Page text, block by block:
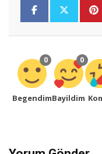
0
Begendim
0
Bayildim